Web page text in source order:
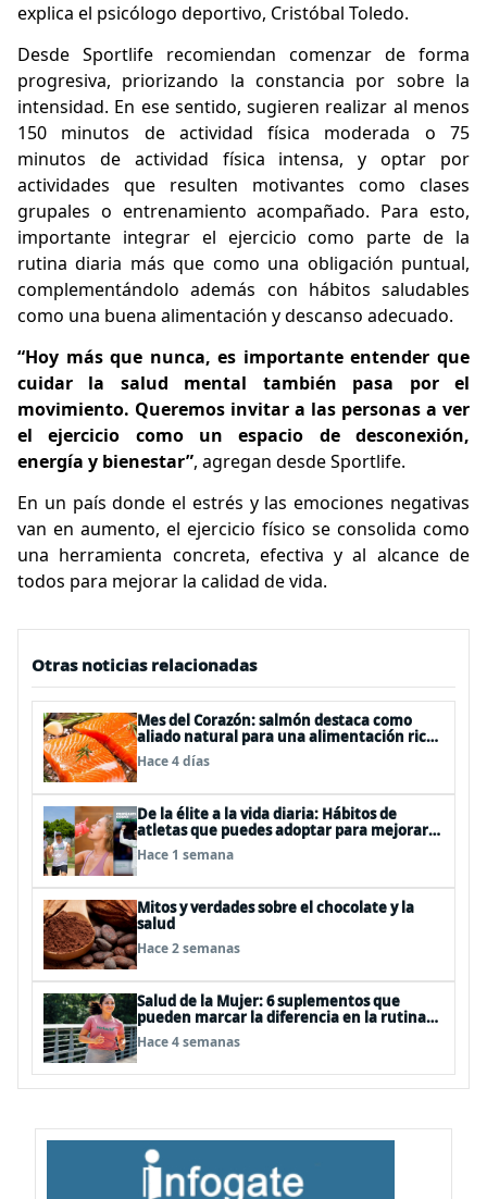
explica el psicólogo deportivo, Cristóbal Toledo.
Desde Sportlife recomiendan comenzar de forma
progresiva, priorizando la constancia por sobre la
intensidad. En ese sentido, sugieren realizar al menos
150 minutos de actividad física moderada o 75
minutos de actividad física intensa, y optar por
actividades que resulten motivantes como clases
grupales o entrenamiento acompañado. Para esto,
importante integrar el ejercicio como parte de la
rutina diaria más que como una obligación puntual,
complementándolo además con hábitos saludables
como una buena alimentación y descanso adecuado.
“Hoy más que nunca, es importante entender que
cuidar la salud mental también pasa por el
movimiento. Queremos invitar a las personas a ver
el ejercicio como un espacio de desconexión,
energía y bienestar”, agregan desde Sportlife.
En un país donde el estrés y las emociones negativas
van en aumento, el ejercicio físico se consolida como
una herramienta concreta, efectiva y al alcance de
todos para mejorar la calidad de vida.
Otras noticias relacionadas
Mes del Corazón: salmón destaca como
aliado natural para una alimentación rica
en Omega-3
Hace 4 días
De la élite a la vida diaria: Hábitos de
atletas que puedes adoptar para mejorar
tu rendimiento físico
Hace 1 semana
Mitos y verdades sobre el chocolate y la
salud
Hace 2 semanas
Salud de la Mujer: 6 suplementos que
pueden marcar la diferencia en la rutina
femenina
Hace 4 semanas